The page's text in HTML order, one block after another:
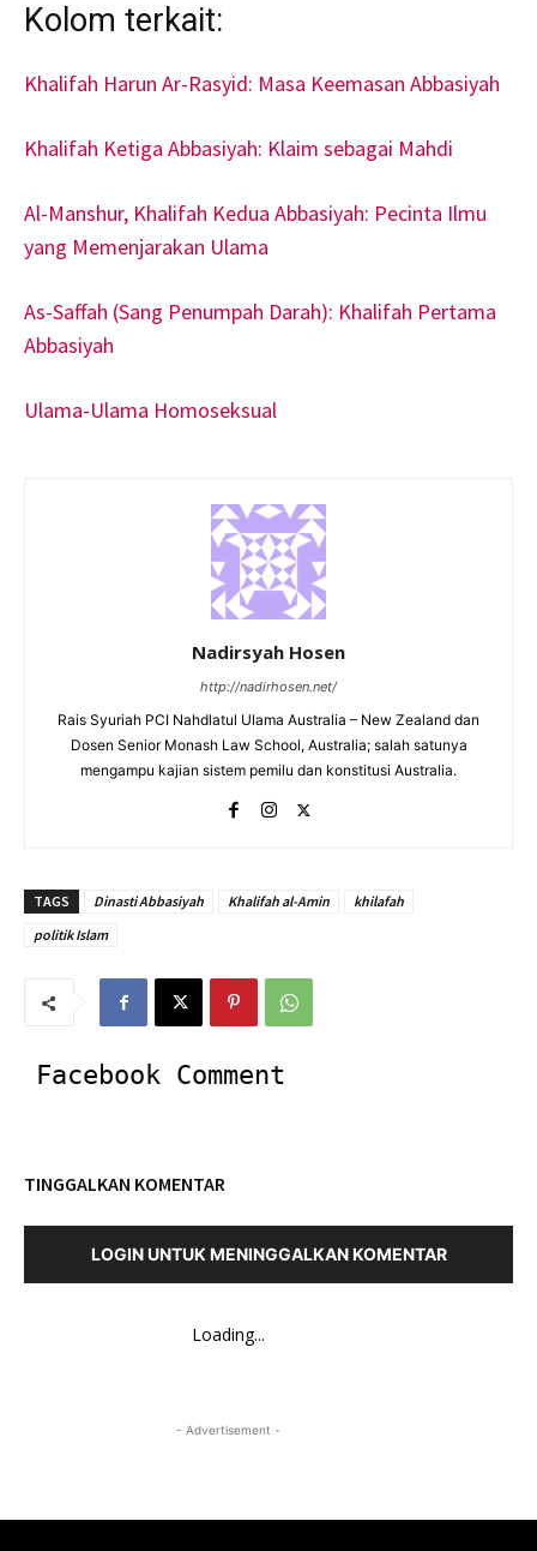
Kolom terkait:
Khalifah Harun Ar-Rasyid: Masa Keemasan Abbasiyah
Khalifah Ketiga Abbasiyah: Klaim sebagai Mahdi
Al-Manshur, Khalifah Kedua Abbasiyah: Pecinta Ilmu
yang Memenjarakan Ulama
As-Saffah (Sang Penumpah Darah): Khalifah Pertama
Abbasiyah
Ulama-Ulama Homoseksual
Nadirsyah Hosen
http://nadirhosen.net/
Rais Syuriah PCI Nahdlatul Ulama Australia – New Zealand dan
Dosen Senior Monash Law School, Australia; salah satunya
mengampu kajian sistem pemilu dan konstitusi Australia.
TAGS Dinasti Abbasiyah Khalifah al-Amin
khilafah
politik Islam
Facebook Comment
TINGGALKAN KOMENTAR
LOGIN UNTUK MENINGGALKAN KOMENTAR
Loading...
- Advertisement -